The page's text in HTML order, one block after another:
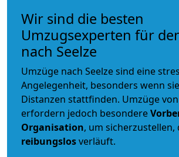
Wir sind die besten
Umzugsexperten für
nach Seelze
Umzüge nach Seelze sind eine
Angelegenheit, besonders wenn
Distanzen stattfinden. Umzüge
erfordern jedoch besondere
Organisation, um sicherzustellen,
reibungslosverläuft.